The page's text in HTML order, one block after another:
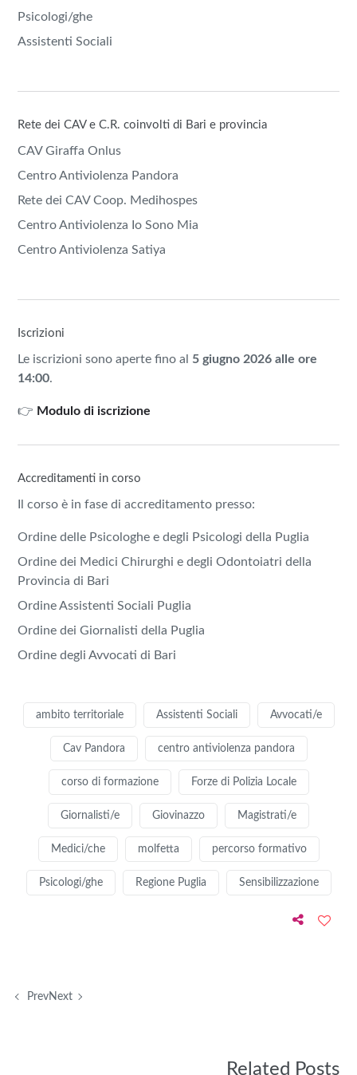
Psicologi/ghe
Assistenti Sociali
Rete dei CAV e C.R. coinvolti di Bari e provincia
CAV Giraffa Onlus
Centro Antiviolenza Pandora
Rete dei CAV Coop. Medihospes
Centro Antiviolenza Io Sono Mia
Centro Antiviolenza Satiya
Iscrizioni
Le iscrizioni sono aperte fino al 5 giugno 2026 alle ore
14:00.
👉 Modulo di iscrizione
Accreditamenti in corso
Il corso è in fase di accreditamento presso:
Ordine delle Psicologhe e degli Psicologi della Puglia
Ordine dei Medici Chirurghi e degli Odontoiatri della
Provincia di Bari
Ordine Assistenti Sociali Puglia
Ordine dei Giornalisti della Puglia
Ordine degli Avvocati di Bari
ambito territoriale Assistenti Sociali Avvocati/e
Cav Pandora centro antiviolenza pandora
corso di formazione Forze di Polizia Locale
Giornalisti/e Giovinazzo Magistrati/e
Medici/che molfetta percorso formativo
Psicologi/ghe Regione Puglia Sensibilizzazione
PrevNext
Related Posts